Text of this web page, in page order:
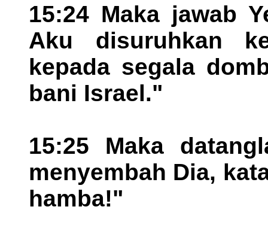
15:24 Maka jawab
Aku disuruhkan
kepada segala
bani Israel."
15:25 Maka
menyembah Dia,
hamba!"